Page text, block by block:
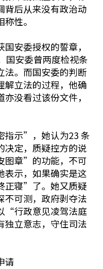
背后从来没有政治动
性。
安委授权的誓章，
国安委曾两度检视条
法。而国安委的判断
解立法的过程，他确
没看过该份文件，
指示”，她认为23 条
决定，质疑控方的说
图章”的功能，不可
表示，如果确实是这
正寝”了。她又质疑
不可测，政府剥夺法
“行政意见凌驾法庭
立意志，守住司法
请